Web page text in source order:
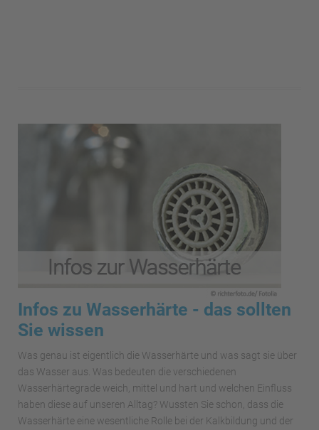
Infos zu Wasserhärte - das sollten
Sie wissen
Was genau ist eigentlich die Wasserhärte und was sagt sie über
das Wasser aus. Was bedeuten die verschiedenen
Wasserhärtegrade weich, mittel und hart und welchen Einfluss
haben diese auf unseren Alltag? Wussten Sie schon, dass die
Wasserhärte eine wesentliche Rolle bei der Kalkbildung und der